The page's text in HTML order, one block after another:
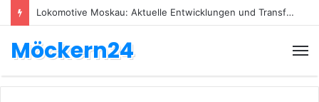
Lokomotive Moskau: Aktuelle Entwicklungen und Transfers
Möckern24